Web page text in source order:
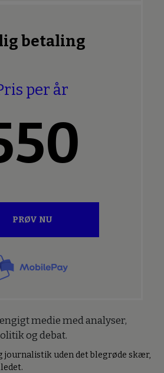
betaling
per år
PRØV NU
medie med analyser,
og debat.
journalistik uden det blegrøde skær,